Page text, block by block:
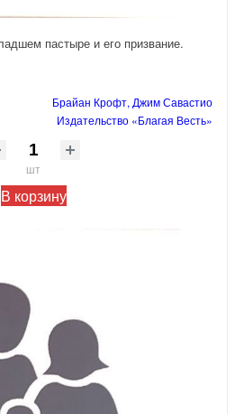
пастыре и его призвание.
Брайан Крофт, Джим Савастио
Издательство «Благая Весть»
шт
В корзину